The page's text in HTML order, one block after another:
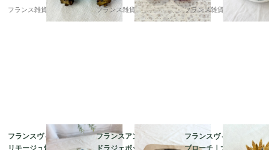
フランス雑貨chouchou フランス雑貨chouchou
な花柄 |1950年～60年
頃
フランス雑貨chouchou
フランスヴィンテージ
リモージュ焼き ボンボ
フランスアンティーク
ドラジェボックス | 幸
フランスヴィンテージ
ブローチ｜大輪ひまわ